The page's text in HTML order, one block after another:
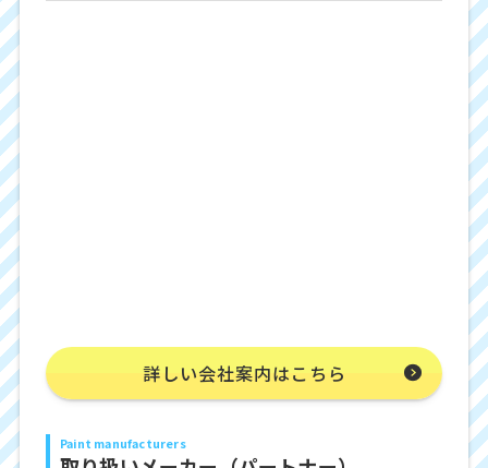
詳しい会社案内はこちら
Paint manufacturers